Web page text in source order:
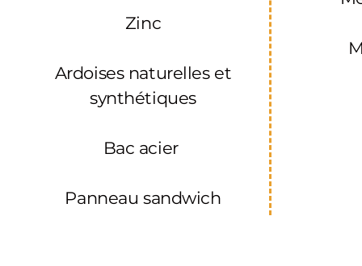
Zinc​
Ardoisesnaturelles et
synthétiques
Bac acier
Panneau sandwich